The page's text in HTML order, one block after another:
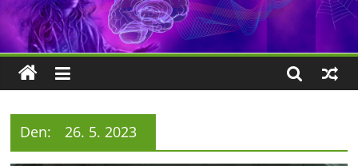
Den: 26. 5. 2023